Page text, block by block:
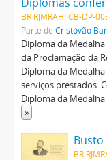
BR RJMRAHI CB-DP-
Parte de Cristóvão
Diploma da
da Proclamação da
Diploma da
serviços prestados.
Diploma da
»
Busto
BR